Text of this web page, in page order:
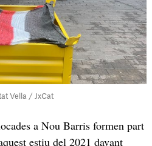
Vella / JxCat
a Nou Barris formen part
estiu del 2021 davant